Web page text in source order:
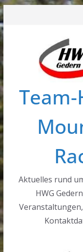
Zum
Inhalt
springen
Team-
Aktuelles rund
HWG